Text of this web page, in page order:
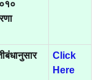
Click
Here